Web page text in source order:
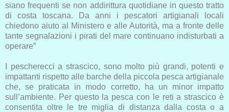
siano frequenti se non addirittura quotidiane in questo tratto
di costa toscana. Da anni i pescatori artigianali locali
chiedono aiuto al Ministero e alle Autorità, ma a fronte delle
tante segnalazioni i pirati del mare continuano indisturbati a
operare”
I pescherecci a strascico, sono molto più grandi, potenti e
impattanti rispetto alle barche della piccola pesca artigianale
che, se praticata in modo corretto, ha un minor impatto
sull’ambiente. Per questo la pesca con le reti a strascico è
consentita oltre le tre miglia di distanza dalla costa o a